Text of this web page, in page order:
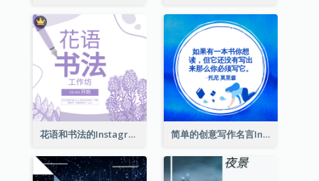
花语和书法的Instagram帖子 简单的创意写作名言Instagram帖子